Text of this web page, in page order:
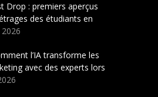
Drop : premiers aperçus
des étudiants en
l’IA transforme les
avec des experts lors